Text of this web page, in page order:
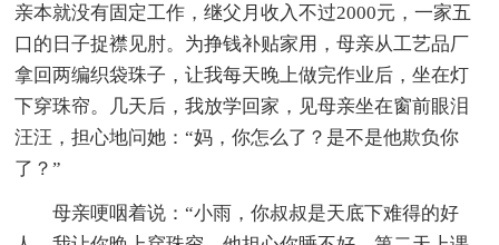
亲本就没有固定工作，继父月收入不过2000元，一家五
口的日子捉襟见肘。为挣钱补贴家用，母亲从工艺品厂
拿回两编织袋珠子，让我每天晚上做完作业后，坐在灯
下穿珠帘。几天后，我放学回家，见母亲坐在窗前眼泪
汪汪，担心地问她：“妈，你怎么了？是不是他欺负你
了？”
母亲哽咽着说：“小雨，你叔叔是天底下难得的好